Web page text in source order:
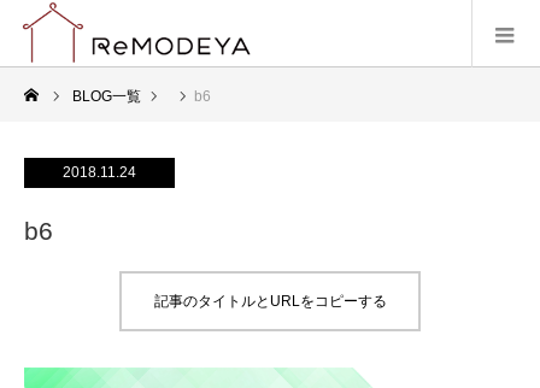
BLOG一覧 b6
2018.11.24
b6
記事のタイトルとURLをコピーする